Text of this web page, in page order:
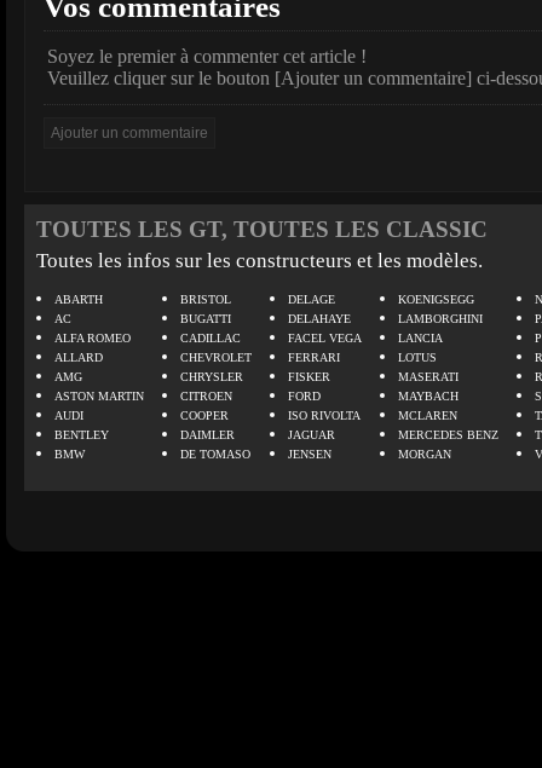
Vos commentaires
Soyez le premier à commenter cet article !
Veuillez cliquer sur le bouton [Ajouter un commentaire] ci-
TOUTES LES GT, TOUTES LES CLASSIC
Toutes les infos sur les constructeurs et les modèles.
ABARTH
AC
ALFA ROMEO
ALLARD
AMG
ASTON MARTIN
AUDI
BENTLEY
BMW
BRISTOL
BUGATTI
CADILLAC
CHEVROLET
CHRYSLER
CITROEN
COOPER
DAIMLER
DE TOMASO
DELAGE
DELAHAYE
FACEL VEGA
FERRARI
FISKER
FORD
ISO RIVOLTA
JAGUAR
JENSEN
KOENIGSEGG
LAMBORGHINI
LANCIA
LOTUS
MASERATI
MAYBACH
MCLAREN
MERCEDES BENZ
MORGAN